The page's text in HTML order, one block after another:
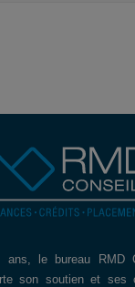
ans, le bureau RMD
son soutien et ses